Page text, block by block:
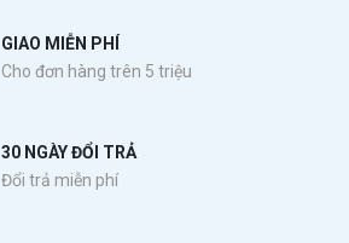
GIAO MIỄN PHÍ
Cho đơn hàng trên 5 triệu
30 NGÀY ĐỔI TRẢ
Đổi trả miễn phí